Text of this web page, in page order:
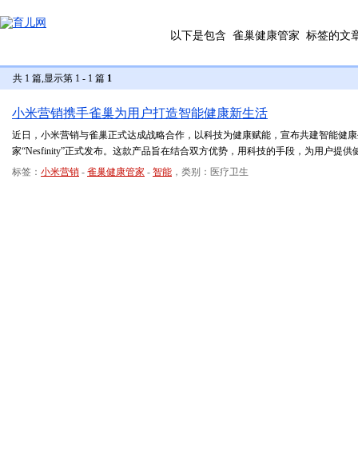
以下是包含 雀巢健康管家 标签的文
共 1 篇,显示第 1 - 1 篇 1
小米营销携手雀巢为用户打造智能健康新生活
近日，小米营销与雀巢正式达成战略合作，以科技为健康赋能，宣布共建智能
家“Nesfinity”正式发布。这款产品旨在结合双方优势，用科技的手段，为用户提供
标签： 小米营销 - 雀巢健康管家 - 智能 ，类别：医疗卫生